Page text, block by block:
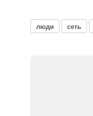
люди сеть